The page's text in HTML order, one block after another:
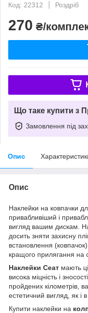
Код: 22312
Роздріб
270 ₴/
Що таке купити з
Замовлення під
Опис
Опис
Наклейки на ковпачки
привабливіший і
вигляд вашим дискам.
досить зняти захисну
встановлення
кращого прилягання на
Наклейки Сеат мають
висока міцність і
пройдених кілометрів,
естетичний вигляд, як і в
Купити наклейки на